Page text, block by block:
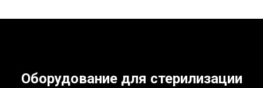
Оборудование для стерилизации